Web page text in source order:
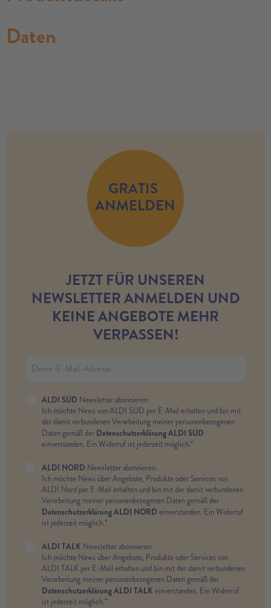
Daten
GRATIS
ANMELDEN
JETZT FÜR UNSEREN
NEWSLETTER ANMELDEN UND
KEINE ANGEBOTE MEHR
VERPASSEN!
ALDI SÜD Newsletter abonnieren.
Ich möchte News von ALDI SÜD per E-Mail erhalten und bin mit
der damit verbundenen Verarbeitung meiner personenbezogenen
Daten gemäß der Datenschutzerklärung ALDI SÜD
einverstanden. Ein Widerruf ist jederzeit möglich.*
ALDI NORD Newsletter abonnieren.
Ich möchte News über Angebote, Produkte oder Services von
ALDI Nord per E-Mail erhalten und bin mit der damit verbundenen
Verarbeitung meiner personenbezogenen Daten gemäß der
Datenschutzerklärung ALDI NORD einverstanden. Ein Widerruf
ist jederzeit möglich.*
ALDI TALK Newsletter abonnieren.
Ich möchte News über Angebote, Produkte oder Services von
ALDI TALK per E-Mail erhalten und bin mit der damit verbundenen
Verarbeitung meiner personenbezogenen Daten gemäß der
Datenschutzerklärung ALDI TALK einverstanden. Ein Widerruf
ist jederzeit möglich.*